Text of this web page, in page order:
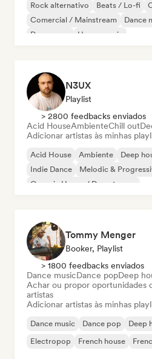
Rock alternativo Beats / Lo-fi
Comercial / Mainstream
Dance
Dream pop
House music
N3UX
Playlist
> 2800 feedbacks enviados
Acid HouseAmbienteChill out
Adicionar artistas às minhas
Acid House Ambiente Deep
Indie Dance
Melodic &
Organic House / Downtempo
Tommy Menger
Booker, Playlist
> 1800 feedbacks enviados
Dance musicDance popDeep
Achar ou propor oportunidades
artistas
Adicionar artistas às minhas
Dance music Dance pop Deep
Electropop
French house